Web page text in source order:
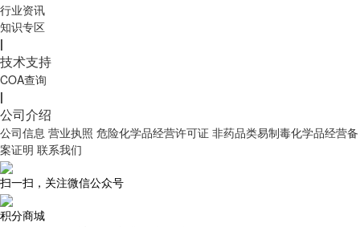
行业资讯
知识专区
|
技术支持
COA查询
|
公司介绍
公司信息 营业执照 危险化学品经营许可证 非药品类易制毒化学品经营备
案证明 联系我们
扫一扫，关注微信公众号
积分商城